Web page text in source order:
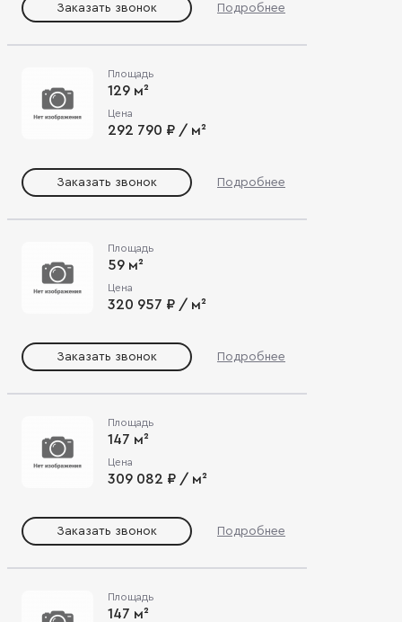
Заказать звонок Подробнее
Площадь
129 м²
Цена
292 790 ₽ / м²
Заказать звонок Подробнее
Площадь
59 м²
Цена
320 957 ₽ / м²
Заказать звонок Подробнее
Площадь
147 м²
Цена
309 082 ₽ / м²
Заказать звонок Подробнее
Площадь
147 м²